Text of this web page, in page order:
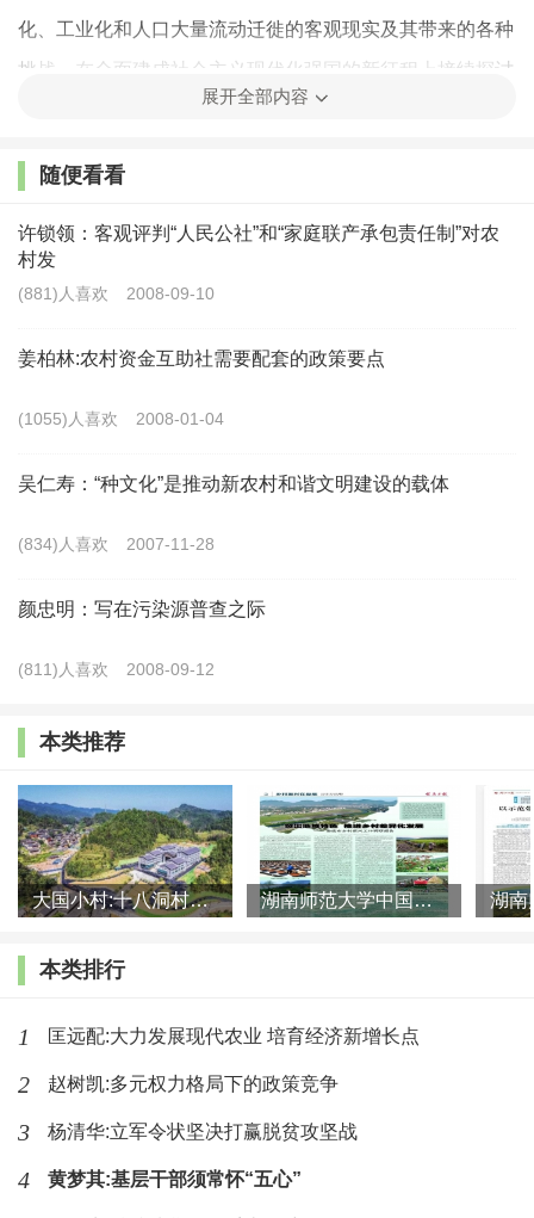
化、工业化和人口大量流动迁徙的客观现实及其带来的各种
挑战，在全面建成社会主义现代化强国的新征程上接续探讨
乡村治理新课题，对全面推进乡村振兴、促进农业农村现代
政权体系向基层延伸的重要载体。乡村治理是国家治理的基
石，也是乡村振兴战略任务中的重要一环。将乡村治理融入
仅有利于实现高质量推进乡村全面振兴的目标，也有利于巩
固和完善国家治理现代化的建设成效。从乡村振兴的工作实
村产业组织治理、乡村人居环境治理、乡村民俗文化治理、
本，提高农村社会运行效率。
社会运行效率，这是效率视角下农村基层组织存在并维持的
合理性基础[1]。一般而言，乡村基层组织（如村民委员会、
集体经济合作社等）可以通过三种组织创新方式与外部环境
运行效率和治理效能。其一，优化机构设置。为提高公共事
共服务的精细化程度，而且可以有效提高农村社会治理效
率。其二，治理重心下移。通过下移治理重心、完善治理体
制机制，基层政权组织能有效调解组织内部权责不对等的矛
展开全部内容
随便看看
许锁领：客观评判“人民公社”和“家庭联产承包责任制”对农
村发
(881)人喜欢 2008-09-10
姜柏林:农村资金互助社需要配套的政策要点
(1055)人喜欢 2008-01-04
吴仁寿：“种文化”是推动新农村和谐文明建设的载体
(834)人喜欢 2007-11-28
颜忠明：写在污染源普查之际
(811)人喜欢 2008-09-12
本类推荐
大国小村:十八洞村的现代变迁是一道美丽的风景线 湖南师范大学中国乡村振兴研究院课题组:突出地域特色 推进乡村
本类排行
1 匡远配:大力发展现代农业 培育经济新增长点
2 赵树凯:多元权力格局下的政策竞争
3 杨清华:立军令状坚决打赢脱贫攻坚战
4 黄梦其:基层干部须常怀“五心”